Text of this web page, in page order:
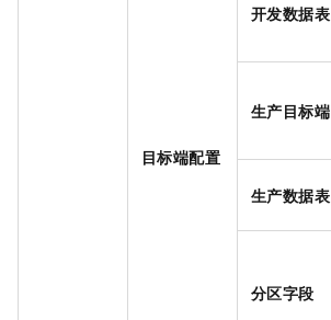
目标端配置
开发数据表
生产目标端
生产数据表
分区字段